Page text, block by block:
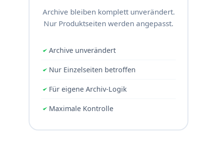
Archive bleiben komplett unverändert.
Nur Produktseiten werden angepasst.
Archive unverändert
Nur Einzelseiten betroffen
Für eigene Archiv-Logik
Maximale Kontrolle